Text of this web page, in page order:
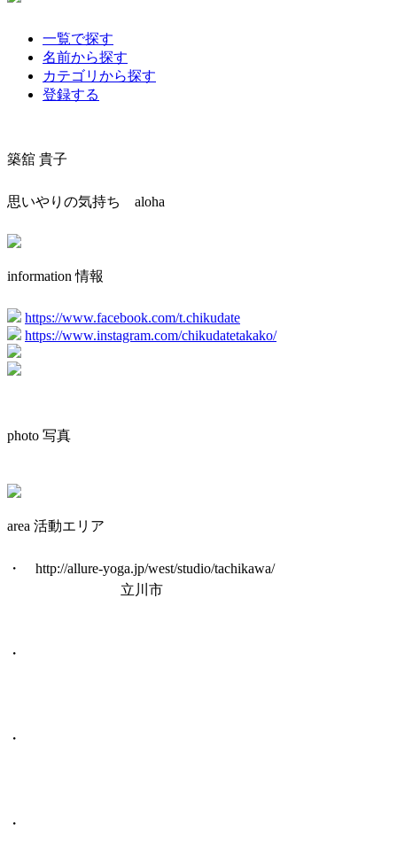
一覧で探す
名前から探す
カテゴリから探す
登録する
築舘 貴子
思いやりの気持ち aloha
information 情報
https://www.facebook.com/t.chikudate
https://www.instagram.com/chikudatetakako/
photo 写真
area 活動エリア
・ http://allure-yoga.jp/west/studio/tachikawa/
立川市
・
・
・